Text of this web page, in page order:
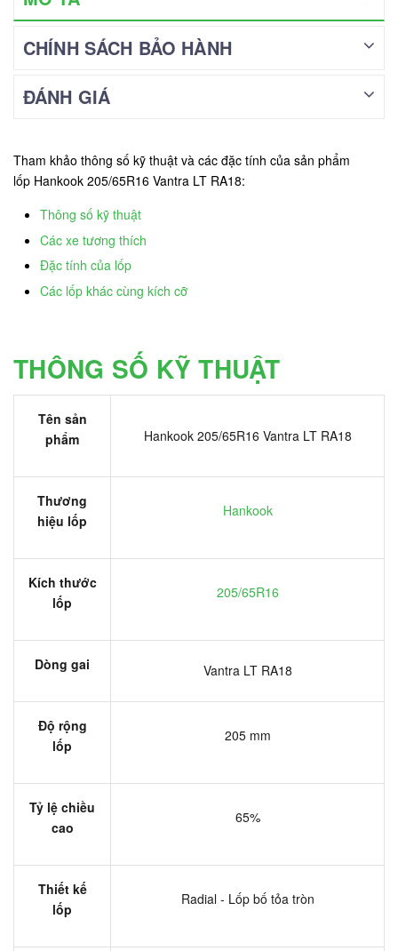
CHÍNH SÁCH BẢO HÀNH
ĐÁNH GIÁ
Tham khảo thông số kỹ thuật và các đặc tính của sản phẩm
lốp Hankook 205/65R16 Vantra LT RA18:
Thông số kỹ thuật
Các xe tương thích
Đặc tính của lốp
Các lốp khác cùng kích cỡ
THÔNG SỐ KỸ THUẬT
Tên sản
phẩm
Hankook 205/65R16 Vantra LT RA18
Thương
hiệu lốp
Hankook
Kích thước
lốp
205/65R16
Dòng gai Vantra LT RA18
Độ rộng
lốp
205 mm
Tỷ lệ chiều
cao
65%
Thiết kế
lốp
Radial - Lốp bố tỏa tròn